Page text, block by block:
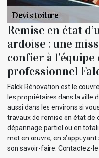
Remise en état
ardoise : une
confier à
professionnel
Falck Rénovation est le
les propriétaires dans la ville
aussi dans les environs si
travaux de remise en état de
dépannage partiel ou en
met en œuvre, en s’appuyant
son savoir-faire. Contactez-